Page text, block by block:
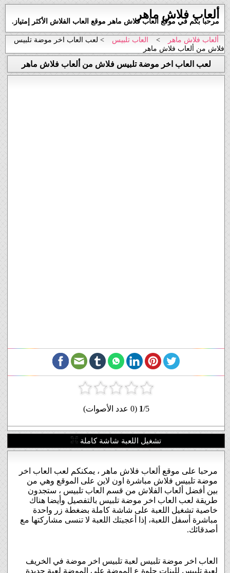
ألعاب فلاش ماهر
مرحبا بكم في موقع العاب فلاش ماهر موقع العاب الفلاش الأكثر إمتياز.
ألعاب فلاش ماهر > العاب تلبيس
> لعب العاب اخر موضة تلبيس
فلاش من ألعاب فلاش ماهر
لعب العاب اخر موضة تلبيس فلاش من ألعاب فلاش ماهر
1/5 (0 عدد الأصوات)
تشغيل اللعبة شاشة كاملة
مرحبا على موقع ألعاب فلاش ماهر ، يمكنكم لعب العاب اخر
موضة تلبيس فلاش مباشرة اون لاين على الموقع وهي من
بين أفضل ألعاب الفلاش من قسم العاب تلبيس ، ستجدون
طريقة لعب العاب اخر موضة تلبيس بالتفصيل وأيضا هناك
خاصية تشغيل اللعبة على شاشة كاملة بضغطة زر واحدة
مباشرة أسفل اللعبة، إذا أعجبتك اللعبة لا تنسى مشاركتها مع
أصدقائك.
العاب اخر موضة تلبيس لعبة تلبيس اخر موضة في الخريف
لعبة تلبيس للبنات حلوة ع الموضة على الموضة لعبة جديدة